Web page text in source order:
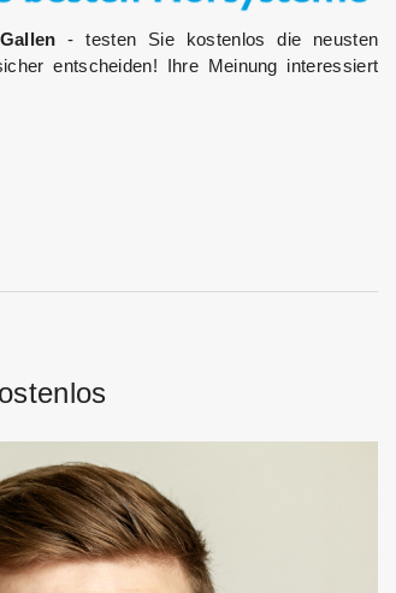
- testen Sie kostenlos die neusten
entscheiden! Ihre Meinung interessiert